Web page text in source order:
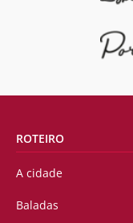
ROTEIRO
A cidade
Baladas